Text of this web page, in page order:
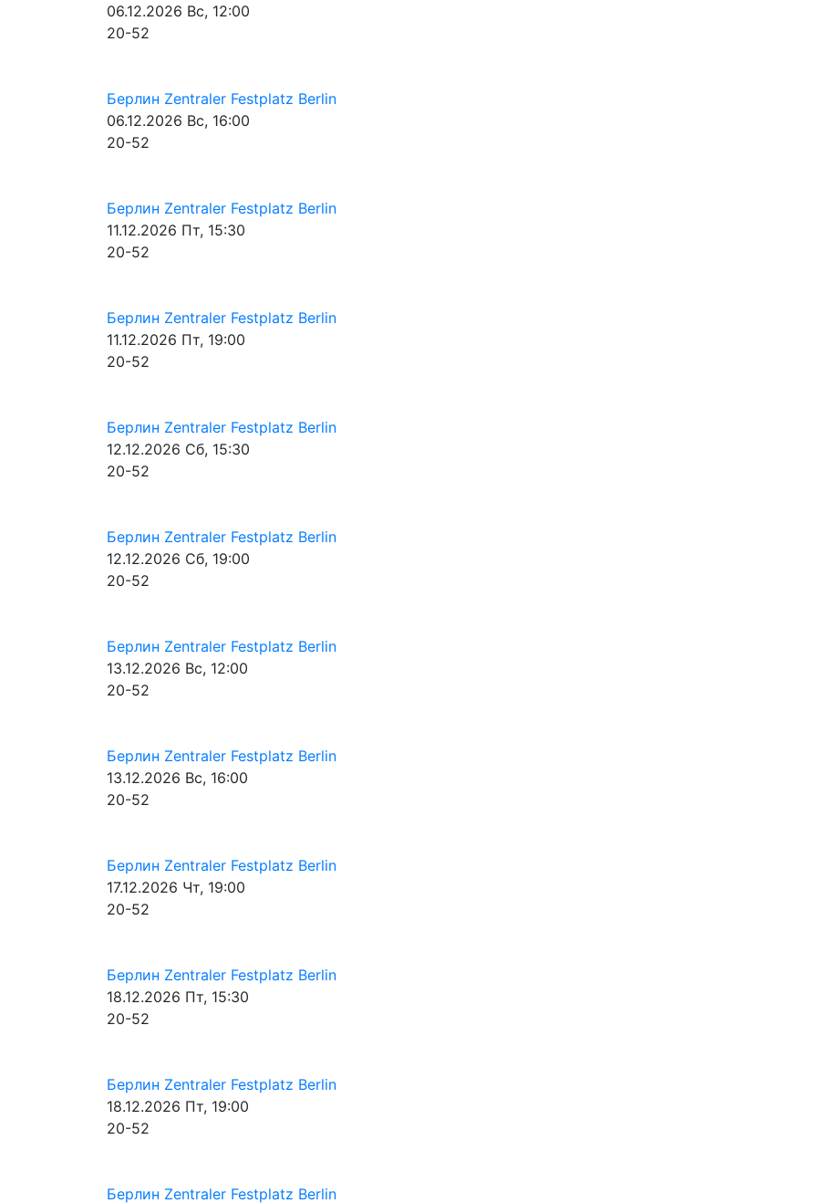
06.12.2026 Вс, 12:00
20-52
Берлин Zentraler Festplatz Berlin
06.12.2026 Вс, 16:00
20-52
Берлин Zentraler Festplatz Berlin
11.12.2026 Пт, 15:30
20-52
Берлин Zentraler Festplatz Berlin
11.12.2026 Пт, 19:00
20-52
Берлин Zentraler Festplatz Berlin
12.12.2026 Сб, 15:30
20-52
Берлин Zentraler Festplatz Berlin
12.12.2026 Сб, 19:00
20-52
Берлин Zentraler Festplatz Berlin
13.12.2026 Вс, 12:00
20-52
Берлин Zentraler Festplatz Berlin
13.12.2026 Вс, 16:00
20-52
Берлин Zentraler Festplatz Berlin
17.12.2026 Чт, 19:00
20-52
Берлин Zentraler Festplatz Berlin
18.12.2026 Пт, 15:30
20-52
Берлин Zentraler Festplatz Berlin
18.12.2026 Пт, 19:00
20-52
Берлин Zentraler Festplatz Berlin